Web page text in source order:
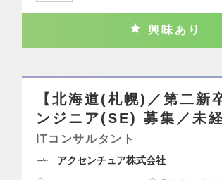
興味あり
【北海道(札幌)／第二
ンジニア(SE) 募集／未
ITコンサルタント
アクセンチュア株式会社